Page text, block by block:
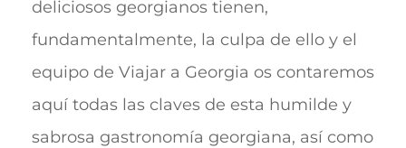
deliciosos georgianos tienen,
fundamentalmente, la culpa de ello y el
equipo de Viajar a Georgia os contaremos
aquí todas las claves de esta humilde y
sabrosa gastronomía georgiana, así como